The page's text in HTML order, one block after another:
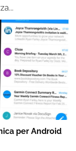
per Android